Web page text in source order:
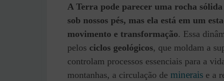
A Terra pode parecer uma rocha
sob nossos pés, mas ela está em um
movimento e transformação. Essa
pelos ciclos geológicos, que moldam a
controlam processos essenciais para a
montanhas, a circulação de minerais e a